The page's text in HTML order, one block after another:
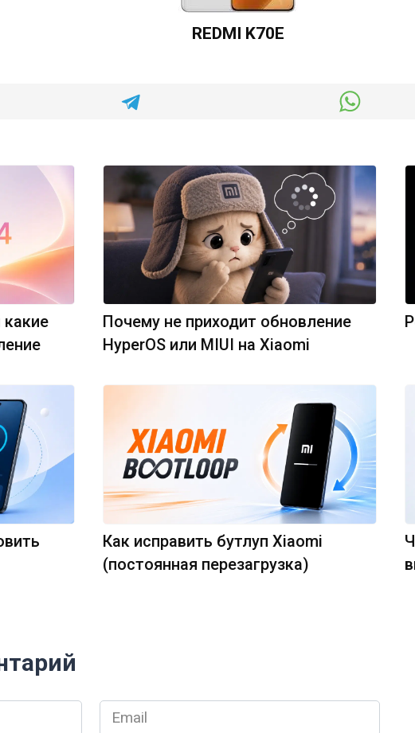
REDMI K70E
какие
Почему не приходит обновление
HyperOS или MIUI на Xiaomi
Как исправить бутлуп Xiaomi
(постоянная перезагрузка)
Email